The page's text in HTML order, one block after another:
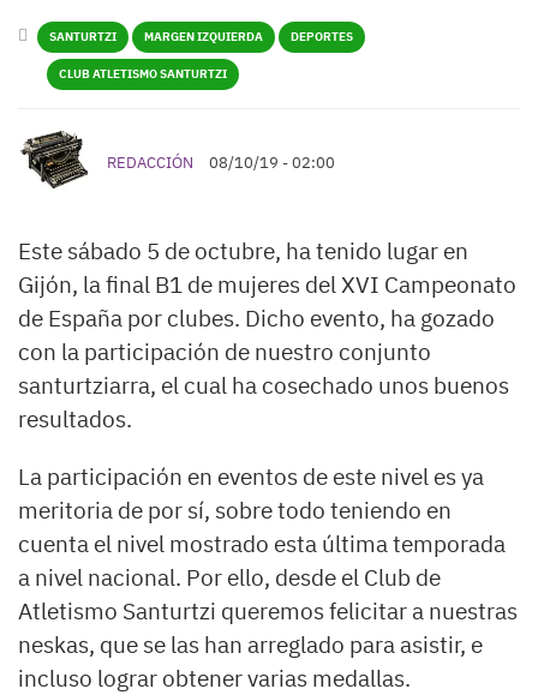
SANTURTZI MARGEN IZQUIERDA DEPORTES
CLUB ATLETISMO SANTURTZI
REDACCIÓN 08/10/19 - 02:00
Este sábado 5 de octubre, ha tenido lugar en
Gijón, la final B1 de mujeres del XVI Campeonato
de España por clubes. Dicho evento, ha gozado
con la participación de nuestro conjunto
santurtziarra, el cual ha cosechado unos buenos
resultados.
La participación en eventos de este nivel es ya
meritoria de por sí, sobre todo teniendo en
cuenta el nivel mostrado esta última temporada
a nivel nacional. Por ello, desde el Club de
Atletismo Santurtzi queremos felicitar a nuestras
neskas, que se las han arreglado para asistir, e
incluso lograr obtener varias medallas.